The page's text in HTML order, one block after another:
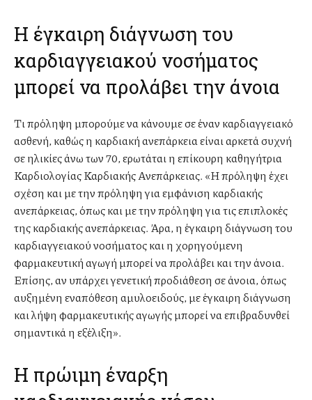
Η έγκαιρη διάγνωση του
καρδιαγγειακού νοσήματος
μπορεί να προλάβει την άνοια
Τι πρόληψη μπορούμε να κάνουμε σε έναν καρδιαγγειακό
ασθενή, καθώς η καρδιακή ανεπάρκεια είναι αρκετά συχνή
σε ηλικίες άνω των 70, ερωτάται η επίκουρη καθηγήτρια
Καρδιολογίας Καρδιακής Ανεπάρκειας. «Η πρόληψη έχει
σχέση και με την πρόληψη για εμφάνιση καρδιακής
ανεπάρκειας, όπως και με την πρόληψη για τις επιπλοκές
της καρδιακής ανεπάρκειας. Άρα, η έγκαιρη διάγνωση του
καρδιαγγειακού νοσήματος και η χορηγούμενη
φαρμακευτική αγωγή μπορεί να προλάβει και την άνοια.
Επίσης, αν υπάρχει γενετική προδιάθεση σε άνοια, όπως
αυξημένη εναπόθεση αμυλοειδούς, με έγκαιρη διάγνωση
και λήψη φαρμακευτικής αγωγής μπορεί να επιβραδυνθεί
σημαντικά η εξέλιξη».
Η πρώιμη έναρξη